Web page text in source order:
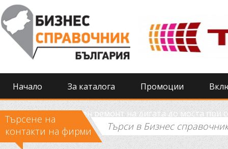
Начало За каталога Промоции
Извършиха спешен ремонт на дигата до моста при
Търсене на
контакти на фирми